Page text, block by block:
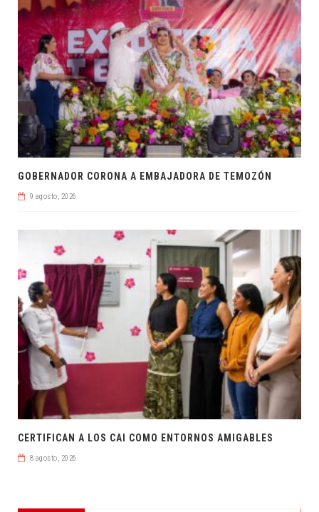
GOBERNADOR CORONA A EMBAJADORA DE TEMOZÓN
9 agosto, 2026
CERTIFICAN A LOS CAI COMO ENTORNOS AMIGABLES
8 agosto, 2026